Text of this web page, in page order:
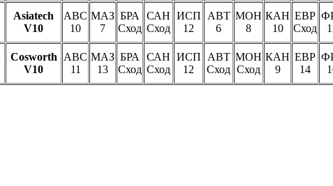
Asiatech
V10
АВС
10
МАЗ
7
БРА
Сход
САН
Сход
ИСП
12
АВТ
6
МОН
8
КАН
10
ЕВР
Сход
Cosworth
V10
АВС
11
МАЗ
13
БРА
Сход
САН
Сход
ИСП
12
АВТ
Сход
МОН
Сход
КАН
9
ЕВР
14